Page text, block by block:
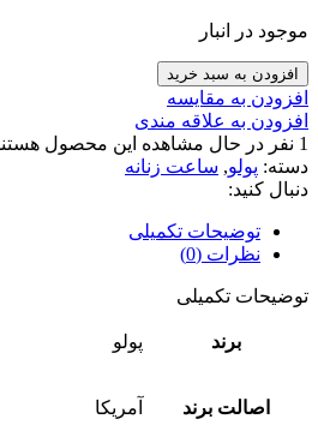
موجود در انبار
افزودن به سبد خرید
افزودن به مقایسه
افزودن به علاقه مندی
1 نفر در حال مشاهده این محصول
دسته: پولو, ساعت زنانه
دنبال کنید:
توضیحات تکمیلی
نظرات (0)
توضیحات تکمیلی
برند پولو
اصالت برند آمریکا